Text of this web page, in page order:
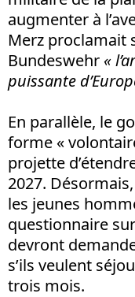
augmenter à
Merz proclamait
Bundeswehr «
puissante
En parallèle, le
forme «
projette
2027.
les jeunes
questionnaire
devront
s’ils veulent
trois mois.